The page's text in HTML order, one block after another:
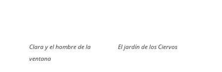
Clara y el hombre de la
ventana
El jardín de los Ciervos